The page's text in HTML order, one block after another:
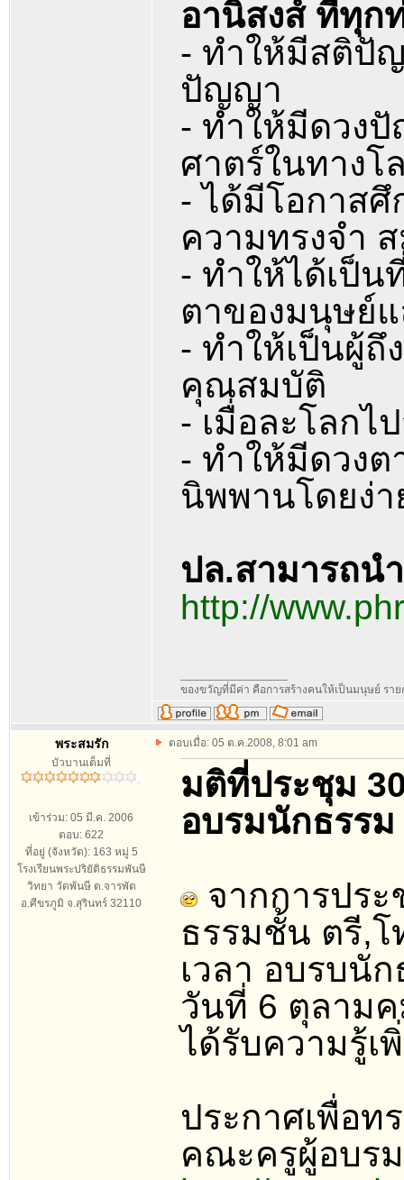
อานิสงส์ ที่ทุก
- ทำให้มีสติปั
ปัญญา
- ทำให้มีดวง
ศาตร์ในทางโ
- ได้มีโอกาส
ความทรงจำ
- ทำให้ได้เป็น
ตาของมนุษย์แ
- ทำให้เป็นผู้
คุณสมบัติ
- เมื่อละโลกไ
- ทำให้มีดวงต
นิพพานโดยง่า
ปล.สามารถน
http://
ของขวัญที่มีค่า คือการสร้างคนให้เป็นมนุษย์ รา
พระสมรัก
บัวบานเต็มที่
เข้าร่วม: 05 มี.ค. 2006
ตอบ: 622
ที่อยู่ (จังหวัด): 163 หมู่ 5
โรงเรียนพระปริยัติธรรมพันษี
วิทยา วัดพันษี ต.จารพัต
อ.ศีขรภูมิ จ.สุรินทร์ 32110
ตอบเมื่อ: 05 ต.ค.2008, 8:01 am
มติที่ประชุม
อบรมนักธรรม
จากการปร
ธรรมชั้น ตรี,
เวลา อบรบนั
วันที่ 6 ตุลามค
ได้รับความรู้เ
ประกาศเพื่อท
คณะครูผู้อบรม